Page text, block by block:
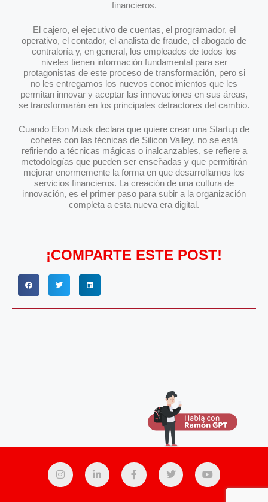
financieros.
El cajero, el ejecutivo de cuentas, el programador, el
operativo, el contador, el analista de fraude, el abogado de
contraloría y, en general, los empleados de todos los
niveles tienen información fundamental para ser
protagonistas de este proceso de transformación, pero si
no les entregamos los nuevos conocimientos que les
permitan innovar y aceptar las innovaciones en sus áreas,
se transformarán en los principales detractores del cambio.
Cuando Elon Musk declara que quiere crear una Startup de
cohetes con las técnicas de Silicon Valley, no se está
refiriendo a técnicas mágicas o inalcanzables, se refiere a
metodologías que pueden ser enseñadas y que permitirán
mejorar enormemente la forma en que desarrollamos los
servicios financieros. La creación de una cultura de
innovación, es el primer paso para subir a la organización
completa a esta nueva era digital.
¡COMPARTE ESTE POST!